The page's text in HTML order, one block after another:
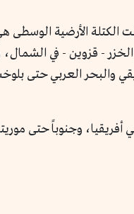
الكتلة الأرضية الوسطى
الخزر - قزوين - في
والبحر العربي حتى
وجنوباً حتى